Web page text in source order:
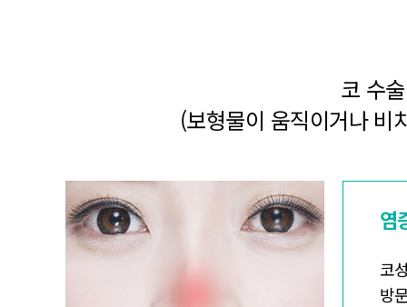
코 수
(보형물이 움직이거나 비
염
코
방